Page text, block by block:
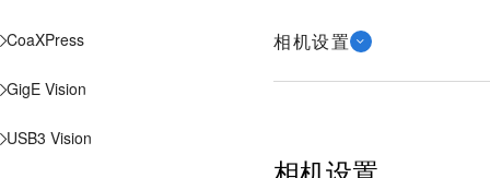
CoaXPress
GigE Vision
USB3 Vision
相机设置